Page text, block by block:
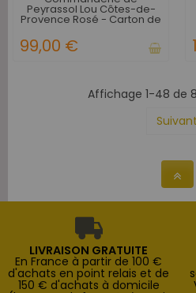
Peyrassol Lou Côtes-de-
Provence Rosé - Carton de
99,00 €
Affichage 1-48 de
Suivant
LIVRAISON GRATUITE
En France à partir de 100 €
d'achats en point relais et de
150 € d'achats à domicile